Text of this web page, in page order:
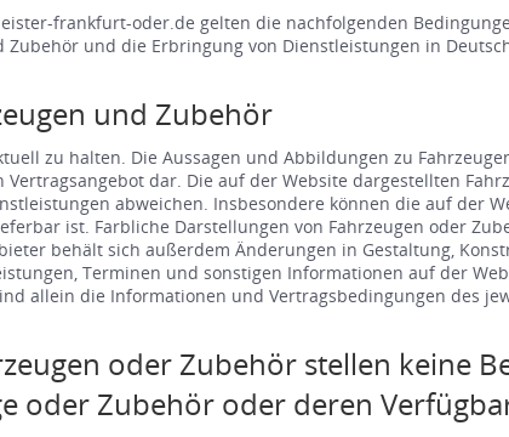
frankfurt-oder.de gelten die nachfolgenden
und die Erbringung von Dienstleistungen in
und Zubehör
zu halten. Die Aussagen und Abbildungen zu
dar. Die auf der Website dargestellten
abweichen. Insbesondere können die auf der
ist. Farbliche Darstellungen von Fahrzeugen oder
behält sich außerdem Änderungen in Gestaltung,
Terminen und sonstigen Informationen auf der
allein die Informationen und Vertragsbedingungen des
oder Zubehör stellen keine
oder Zubehör oder deren